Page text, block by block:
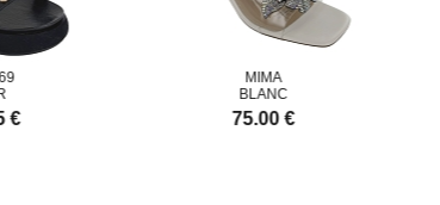
75.00 €